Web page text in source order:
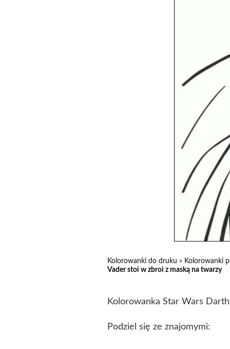
Kolorowanki do druku » Kolorowanki
Vader stoi w zbroi z maską na twarzy
Kolorowanka Star Wars
Podziel się ze znajomymi: